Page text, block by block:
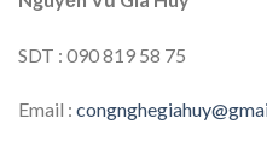
SDT : 090 819 58 75
Email :